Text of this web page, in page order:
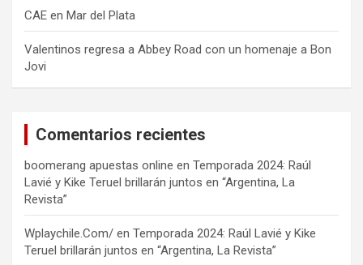
CAE en Mar del Plata
Valentinos regresa a Abbey Road con un homenaje a Bon
Jovi
Comentarios recientes
boomerang apuestas online en Temporada 2024: Raúl
Lavié y Kike Teruel brillarán juntos en “Argentina, La
Revista”
Wplaychile.Com/ en Temporada 2024: Raúl Lavié y Kike
Teruel brillarán juntos en “Argentina, La Revista”